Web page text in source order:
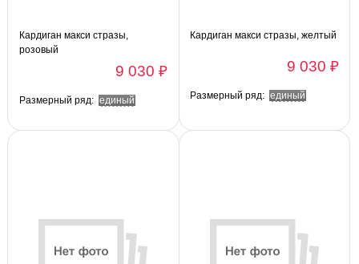
Кардиган макси стразы,
розовый
9 030 ₽
Размерный ряд: единый
Кардиган макси стразы, желтый
9 030 ₽
Размерный ряд: единый